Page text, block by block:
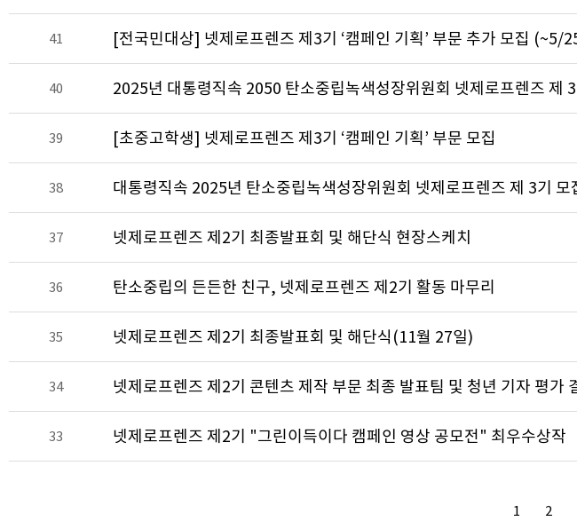
41 [전국민대상] 넷제로프렌즈 제3기 ‘캠페인 기획’ 부문 추가 모집 (~5/
40 2025년 대통령직속 2050 탄소중립녹색성장위원회 넷제로프렌즈 제
39 [초중고학생] 넷제로프렌즈 제3기 ‘캠페인 기획’ 부문 모집
38 대통령직속 2025년 탄소중립녹색성장위원회 넷제로프렌즈 제 3기 모
37 넷제로프렌즈 제2기 최종발표회 및 해단식 현장스케치
36 탄소중립의 든든한 친구, 넷제로프렌즈 제2기 활동 마무리
35 넷제로프렌즈 제2기 최종발표회 및 해단식(11월 27일)
34 넷제로프렌즈 제2기 콘텐츠 제작 부문 최종 발표팀 및 청년 기자 평가
33 넷제로프렌즈 제2기 "그린이득이다 캠페인 영상 공모전" 최우수상작
1 2